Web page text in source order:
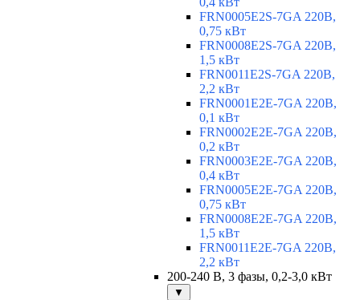
FRN0005E2S-7GA 220В,
0,75 кВт
FRN0008E2S-7GA 220В,
1,5 кВт
FRN0011E2S-7GA 220В,
2,2 кВт
FRN0001E2E-7GA 220В,
0,1 кВт
FRN0002E2E-7GA 220В,
0,2 кВт
FRN0003E2E-7GA 220В,
0,4 кВт
FRN0005E2E-7GA 220В,
0,75 кВт
FRN0008E2E-7GA 220В,
1,5 кВт
FRN0011E2E-7GA 220В,
2,2 кВт
200-240 В, 3 фазы, 0,2-3,0 кВт
▼